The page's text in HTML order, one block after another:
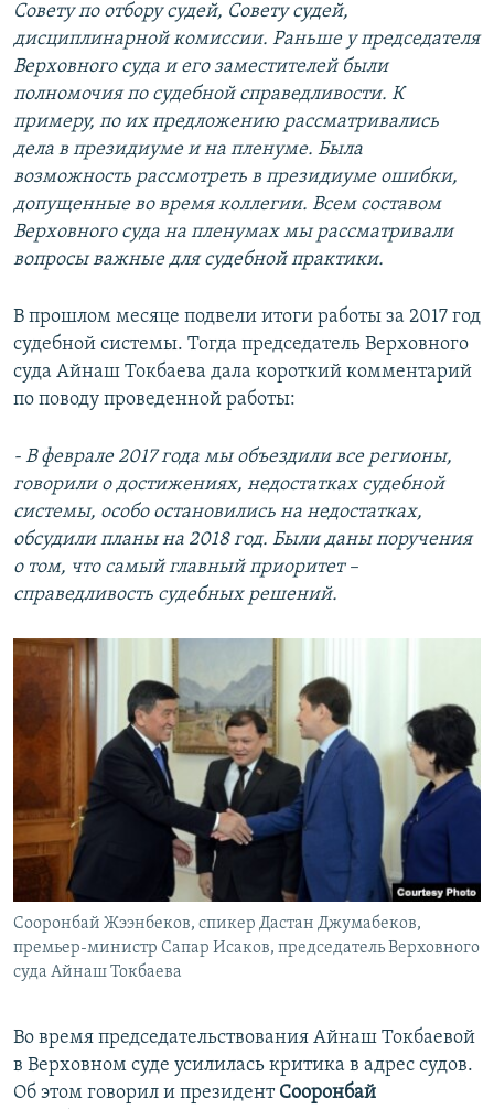
Совету по отбору судей, Совету судей,
дисциплинарной комиссии. Раньше у председателя
Верховного суда и его заместителей были
полномочия по судебной справедливости. К
примеру, по их предложению рассматривались
дела в президиуме и на пленуме. Была
возможность рассмотреть в президиуме ошибки,
допущенные во время коллегии. Всем составом
Верховного суда на пленумах мы рассматривали
вопросы важные для судебной практики.
В прошлом месяце подвели итоги работы за 2017 год
судебной системы. Тогда председатель Верховного
суда Айнаш Токбаева дала короткий комментарий
по поводу проведенной работы:
- В феврале 2017 года мы объездили все регионы,
говорили о достижениях, недостатках судебной
системы, особо остановились на недостатках,
обсудили планы на 2018 год. Были даны поручения
о том, что самый главный приоритет –
справедливость судебных решений.
Сооронбай Жээнбеков, спикер Дастан Джумабеков,
премьер-министр Сапар Исаков, председатель Верховного
суда Айнаш Токбаева
​Во время председательствования Айнаш Токбаевой
в Верховном суде усилилась критика в адрес судов.
Об этом говорил и президент Сооронбай